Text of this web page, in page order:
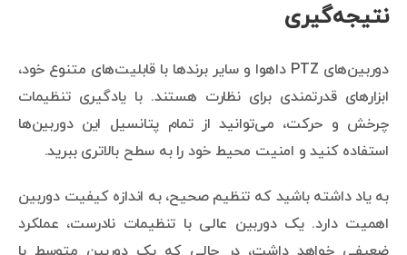
نتیجه‌گیری
دوربین‌های PTZ داهوا و سایر برندها با قابلیت‌های متنوع خود،
ابزارهای قدرتمندی برای نظارت هستند. با یادگیری تنظیمات
چرخش و حرکت، می‌توانید از تمام پتانسیل این دوربین‌ها
استفاده کنید و امنیت محیط خود را به سطح بالاتری ببرید.
به یاد داشته باشید که تنظیم صحیح، به اندازه کیفیت دوربین
اهمیت دارد. یک دوربین عالی با تنظیمات نادرست، عملکرد